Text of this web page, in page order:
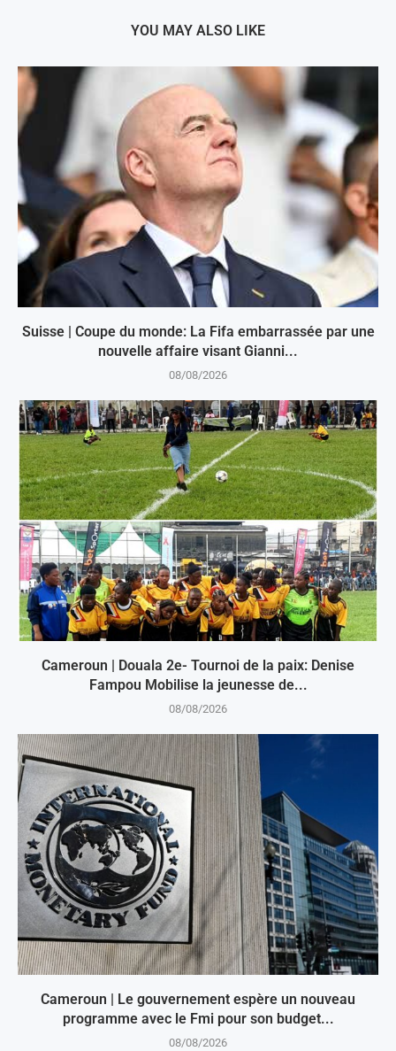
YOU MAY ALSO LIKE
Suisse | Coupe du monde: La Fifa embarrassée par une
nouvelle affaire visant Gianni...
08/08/2026
Cameroun | Douala 2e- Tournoi de la paix: Denise
Fampou Mobilise la jeunesse de...
08/08/2026
Cameroun | Le gouvernement espère un nouveau
programme avec le Fmi pour son budget...
08/08/2026